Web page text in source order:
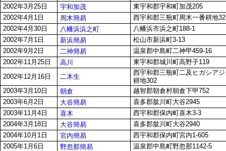
2002年3月25日
宇和加茂
東宇和郡宇和町加茂205
2002年4月1日
周木簡易
西宇和郡三瓶町周木一番耕地
2002年4月30日
八幡浜浜之町
八幡浜市浜之町188-1
2002年7月1日
新浜簡易
松山市新浜町3-13
2002年9月2日
二神簡易
温泉郡中島町二神甲459-16
2002年11月25日
高川
東宇和郡城川町高野子119
2002年12月16日
二木生
西宇和郡三瓶町二及ヒガシア
耕地302
2003年3月10日
朝倉
越智郡朝倉村朝倉下甲752
2003年6月2日
大谷簡易
喜多郡肱川町大谷2945
2003年11月4日
喜木
西宇和郡保内町喜木3-3
2004年3月18日
大谷簡易
喜多郡肱川町大谷2940
2004年10月1日
宮内簡易
西宇和郡保内町宮内1-605
2005年1月6日
野忽那簡易
温泉郡中島町野忽那1142-5